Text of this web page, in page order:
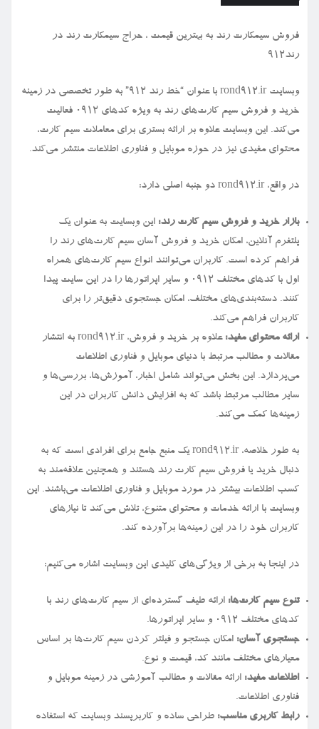
فروش سیمكارت رند به بهترین قیمت ، حراج سیمكارت رند در
رند912
وبسایت rond912.ir با عنوان “خط رند ۹۱۲” به طور تخصصی در زمینه
خرید و فروش سیم کارت‌های رند به ویژه کدهای ۰۹۱۲ فعالیت
می‌کند. این وبسایت علاوه بر ارائه بستری برای معاملات سیم کارت،
محتوای مفیدی نیز در حوزه موبایل و فناوری اطلاعات منتشر می‌کند.
در واقع، rond912.ir دو جنبه اصلی دارد:
بازار خرید و فروش سیم کارت رند: این وبسایت به عنوان یک
پلتفرم آنلاین، امکان خرید و فروش آسان سیم کارت‌های رند را
فراهم کرده است. کاربران می‌توانند انواع سیم کارت‌های همراه
اول با کدهای مختلف ۰۹۱۲ و سایر اپراتورها را در این سایت پیدا
کنند. دسته‌بندی‌های مختلف، امکان جستجوی دقیق‌تر را برای
کاربران فراهم می‌کند.
ارائه محتوای مفید:
علاوه بر خرید و فروش، rond912.ir به انتشار
مقالات و مطالب مرتبط با دنیای موبایل و فناوری اطلاعات
می‌پردازد. این بخش می‌تواند شامل اخبار، آموزش‌ها، بررسی‌ها و
سایر مطالب مرتبط باشد که به افزایش دانش کاربران در این
زمینه‌ها کمک می‌کند.
به طور خلاصه، rond912.ir یک منبع جامع برای افرادی است که به
دنبال خرید یا فروش سیم کارت رند هستند و همچنین علاقه‌مند به
کسب اطلاعات بیشتر در مورد موبایل و فناوری اطلاعات می‌باشند. این
وبسایت با ارائه خدمات و محتوای متنوع، تلاش می‌کند تا نیازهای
کاربران خود را در این زمینه‌ها برآورده کند.
در اینجا به برخی از ویژگی‌های کلیدی این وبسایت اشاره می‌کنیم:
تنوع سیم کارت‌ها: ارائه طیف گسترده‌ای از سیم کارت‌های رند با
کدهای مختلف ۰۹۱۲ و سایر اپراتورها.
جستجوی آسان: امکان جستجو و فیلتر کردن سیم کارت‌ها بر اساس
معیارهای مختلف مانند کد، قیمت و نوع.
اطلاعات مفید: ارائه مقالات و مطالب آموزشی در زمینه موبایل و
فناوری اطلاعات.
رابط کاربری مناسب: طراحی ساده و کاربرپسند وبسایت که استفاده